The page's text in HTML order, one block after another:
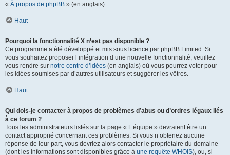
« À propos de phpBB » (en anglais).
Haut
Pourquoi la fonctionnalité X n’est pas disponible ?
Ce programme a été développé et mis sous licence par phpBB Limited. Si
vous souhaitez proposer l’intégration d’une nouvelle fonctionnalité, veuillez
vous rendre sur notre centre d’idées (en anglais) où vous pourrez voter pour
les idées soumises par d’autres utilisateurs et suggérer les vôtres.
Haut
Qui dois-je contacter à propos de problèmes d’abus ou d’ordres légaux liés
à ce forum ?
Tous les administrateurs listés sur la page « L’équipe » devraient être un
contact approprié concernant ces problèmes. Si vous n’obtenez aucune
réponse de leur part, vous devriez alors contacter le propriétaire du domaine
(dont les informations sont disponibles grâce à une requête WHOIS), ou, si